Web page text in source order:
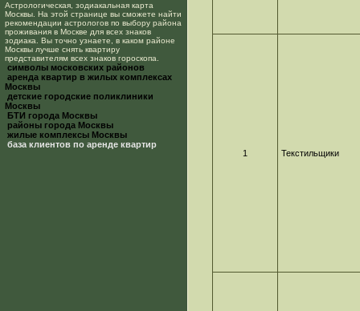
Астрологическая, зодиакальная карта
Москвы. На этой странице вы сможете найти
рекомендации астрологов по выбору района
проживания в Москве для всех знаков
зодиака. Вы точно узнаете, в каком районе
Москвы лучше снять квартиру
представителям всех знаков гороскопа.
cимволы московских районов
аренда квартир в жилых комплексах
Москвы
детские городские поликлиники
Москвы
БТИ города Москвы
районы города Москвы
жилые комплексы Москвы
база клиентов по аренде квартир
1 Текстильщики